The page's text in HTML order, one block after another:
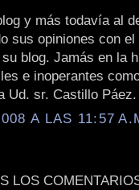
y más todavía al
sus opiniones con
blog. Jamás en la
e inoperantes
Ud. sr. Castillo
A LAS 11:57
LOS